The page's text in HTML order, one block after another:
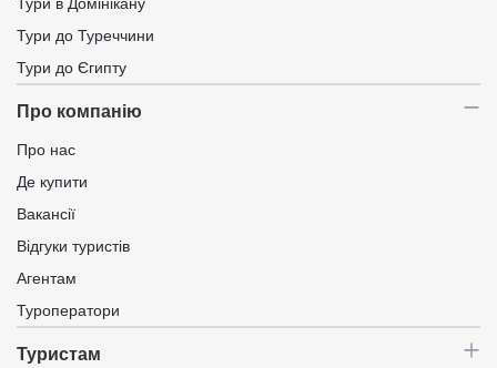
Тури до Туреччини
Тури до Єгипту
Про компанію
Про нас
Де купити
Вакансії
Відгуки туристів
Агентам
Туроператори
Туристам